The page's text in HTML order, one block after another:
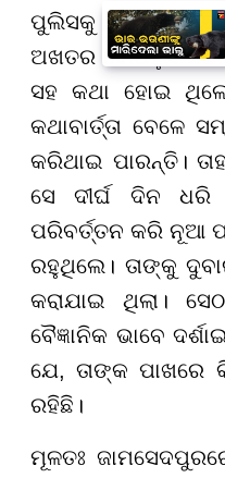
ପୁଲିସକୁ ସନ୍ଦେହ ଯେ
ଅଖତର ବୋଧହୁଏ କିଛି
ସହ କଥା ହୋଇ
କଥାବାର୍ତ୍ତା ବେଳେ
କରିଥାଇ ପାରନ୍ତି।
ସେ ଦୀର୍ଘ ଦିନ
ପରିବର୍ତ୍ତନ କରି ନୂଆ
ରହୁଥିଲେ। ତାଙ୍କୁ
କରାଯାଇ ଥିଲା।
ବୈଜ୍ଞାନିକ ଭାବେ
ଯେ, ତାଙ୍କ ପାଖରେ
ରହିଛି।
ମୂଳତଃ